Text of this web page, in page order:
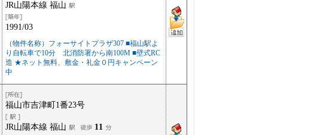
JR山陽本線 福山
1991/03
（物件名称）フォーサイトプラザ307 ■福山駅よ
り自転車で10分 北消防署から南100M ■壁式RC
造 ★ネット無料、敷金・礼金０円キャンペーン
中
福山市吉津町1番23号
JR山陽本線 福山 11